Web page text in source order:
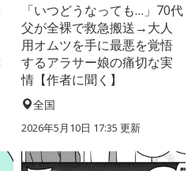
「いつどうなっても…」70代
父が全裸で救急搬送→大人
用オムツを手に最悪を覚悟
するアラサー娘の痛切な実
情【作者に聞く】
全国
2026年5月10日 17:35 更新